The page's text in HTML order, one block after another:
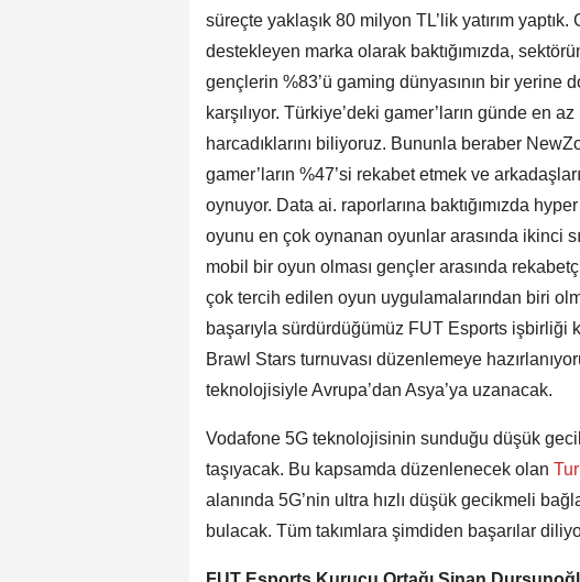
süreçte yaklaşık 80 milyon TL’lik yatırım
destekleyen marka olarak baktığımızda,
gençlerin %83’ü gaming dünyasının bir yerine
karşılıyor. Türkiye’deki gamer’ların günde en
harcadıklarını biliyoruz. Bununla beraber
gamer’ların %47’si rekabet etmek ve
oynuyor. Data ai. raporlarına baktığımızda
oyunu en çok oynanan oyunlar arasında ikinci
mobil bir oyun olması gençler arasında
çok tercih edilen oyun uygulamalarından biri
başarıyla sürdürdüğümüz FUT Esports işbirliği
Brawl Stars turnuvası düzenlemeye
teknolojisiyle Avrupa’dan Asya’ya uzanacak.
Vodafone 5G teknolojisinin sunduğu düşük
taşıyacak. Bu kapsamda düzenlenecek olan
alanında 5G’nin ultra hızlı düşük gecikmeli
bulacak. Tüm takımlara şimdiden başarılar